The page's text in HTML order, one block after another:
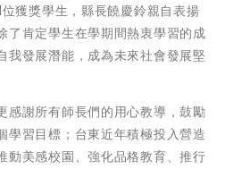
獲獎學生，縣長饒慶鈴親自表揚
了肯定學生在學期間熱衷學習的成
我發展潛能，成為未來社會發展堅
感謝所有師長們的用心教導，鼓勵
學習目標；台東近年積極投入營造
動美感校園、強化品格教育、推行